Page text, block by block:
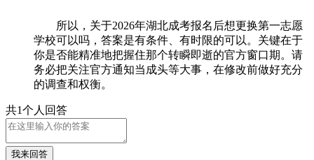
所以，关于2026年湖北成考报名后想更换第一志愿
学校可以吗，答案是有条件、有时限的可以。关键在于
你是否能精准地把握住那个转瞬即逝的官方窗口期。请
务必把关注官方通知当成头等大事，在修改前做好充分
的调查和权衡。
共1个人回答
我来回答